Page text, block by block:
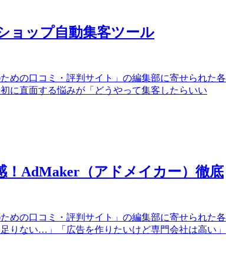
ョップ自動集客ツール
めの口コミ・評判サイト」の編集部に寄せられた各
に直面する悩みが「どうやって集客したらいい
！AdMaker（アドメイカー）徹底
めの口コミ・評判サイト」の編集部に寄せられた各
りない…」「広告を作りたいけど専門会社は高い」